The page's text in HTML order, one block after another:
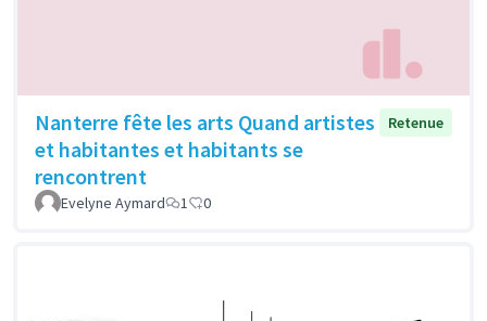
Nanterre fête les arts Quand artistes
et habitantes et habitants se
rencontrent
Retenue
Evelyne Aymard 1 0